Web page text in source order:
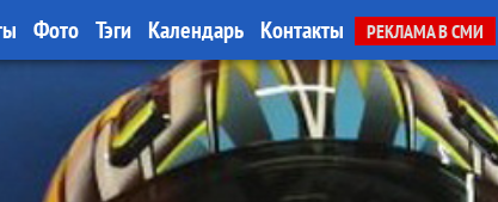
Фото Тэги Календарь Контакты РЕКЛАМА В СМИ